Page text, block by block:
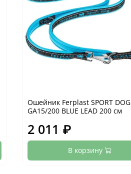
Ошейник Ferplast SPORT DOG
GA15/200 BLUE LEAD 200 см
2 011 ₽
В корзину